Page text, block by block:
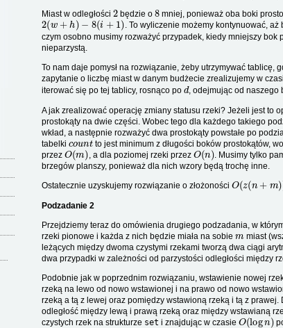
Miast w odległości 2 będzie o8 mniej, ponieważ oba boki
2(w+h)−8(i+1) . To wyliczenie możemy kontynuować,
czym osobno musimy rozważyć przypadek, kiedy mniejszy bok
nieparzystą.
To nam daje pomysł na rozwiązanie, żeby utrzymywać tablicę,
zapytanie o liczbę miast w danym budżecie zrealizujemy w
iterować się po tej tablicy, rosnąco po d, odejmując od naszego
A jak zrealizować operację zmiany statusu rzeki? Jeżeli jest to
prostokąty na dwie części. Wobec tego dla każdego takiego
wkład, a następnie rozważyć dwa prostokąty powstałe po
tabelki count to jest minimum z długości boków prostokątów,
przez O(m) , a dla poziomej rzeki przezO(n) . Musimy tylko
brzegów planszy, ponieważ dla nich wzory będą trochę inne.
Ostatecznie uzyskujemy rozwiązanie o złożoności O( ( m
Podzadanie 2
Przejdziemy teraz do omówienia drugiego podzadania, w
rzeki pionowe i każda z nich będzie miała na sobie m miast
leżących między dwoma czystymi rzekami tworzą dwa ciągi
dwa przypadki w zależności od parzystości odległości między
Podobnie jak w poprzednim rozwiązaniu, wstawienie nowej
rzeką na lewo od nowo wstawionej i na prawo od nowo
rzeką a tą z lewej oraz pomiędzy wstawioną rzeką i tą z
odległość między lewą i prawą rzeką oraz między wstawianą
czystych rzek na strukturze set i znajdując w czasie O(logn)